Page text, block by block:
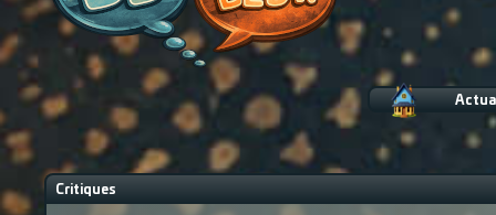
Critiques